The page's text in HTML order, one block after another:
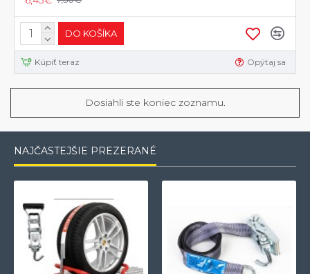
DO KOŠÍKA
Kúpiť teraz Opýtaj sa
Dosiahli ste koniec zoznamu.
NAJČASTEJŠIE PREZERANÉ